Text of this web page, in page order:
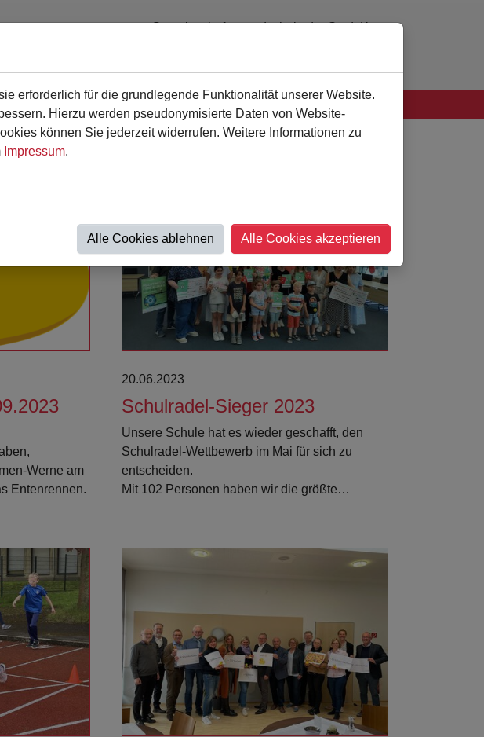
Gemeinschaftsgrundschule der Stadt Kamen
Werne am
Entenrennen.
20.06.2023
Schulradel-Sieger 2023
Unsere Schule hat es wieder geschafft, den
Schulradel-Wettbewerb im Mai für sich zu
entscheiden.
Mit 102 Personen haben wir die größte…
erforderlich für die grundlegende Funktionalität unserer Website.
Hierzu werden pseudonymisierte Daten von Website-
können Sie jederzeit widerrufen. Weitere Informationen zu
Impressum.
Alle Cookies ablehnen Alle Cookies akzeptieren